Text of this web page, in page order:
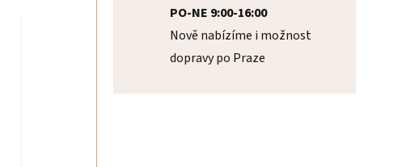
PO-NE 9:00-16:00
Nově nabízíme i možnost
dopravy po Praze